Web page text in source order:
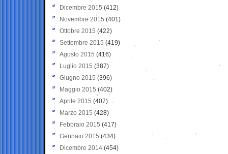
Dicembre 2015 (412)
Novembre 2015 (401)
Ottobre 2015 (422)
Settembre 2015 (419)
Agosto 2015 (416)
Luglio 2015 (387)
Giugno 2015 (396)
Maggio 2015 (402)
Aprile 2015 (407)
Marzo 2015 (428)
Febbraio 2015 (417)
Gennaio 2015 (434)
Dicembre 2014 (454)